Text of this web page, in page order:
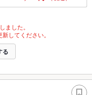
ました。
してください。
る